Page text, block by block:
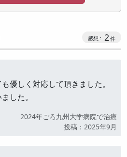
2
優しく対応して頂きました。
した。
2024年ごろ九州大学病院で治療
投稿：2025年9月